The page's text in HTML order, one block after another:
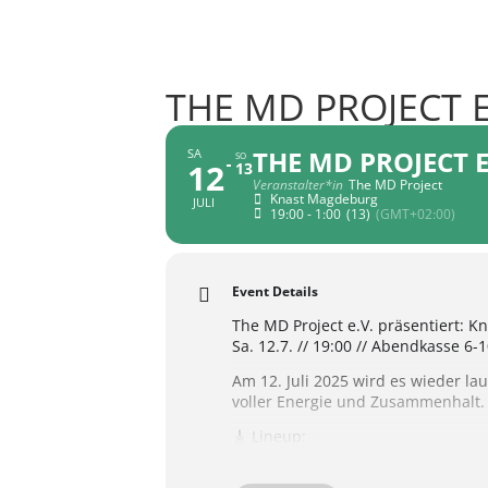
THE MD PROJECT
SA
12
JULI
SO
13THE MD PROJECT
Veranstalter*in The MD Project
Knast Magdeburg
19:00 - 1:00 (13) (GMT+02:00)
Event Details
The MD Project e.V. präsentiert:
Sa. 12.7. // 19:00 // Abendkasse 6-
Am 12. Juli 2025 wird es wieder
voller Energie und Zusammenhalt.
🎸 Lineup: